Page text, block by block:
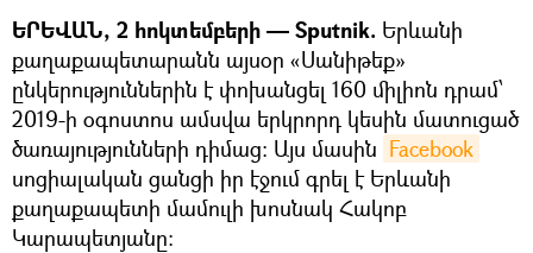
ԵՐԵՎԱՆ, 2 հոկտեմբերի — Sputnik. Երևանի
քաղաքապետարանն այսօր «Սանիթեք»
ընկերություններին է փոխանցել 160 միլիոն դրամ՝
2019-ի օգոստոս ամսվա երկրորդ կեսին մատուցած
ծառայությունների դիմաց։ Այս մասին Facebook
սոցիալական ցանցի իր էջում գրել է Երևանի
քաղաքապետի մամուլի խոսնակ Հակոբ
Կարապետյանը։